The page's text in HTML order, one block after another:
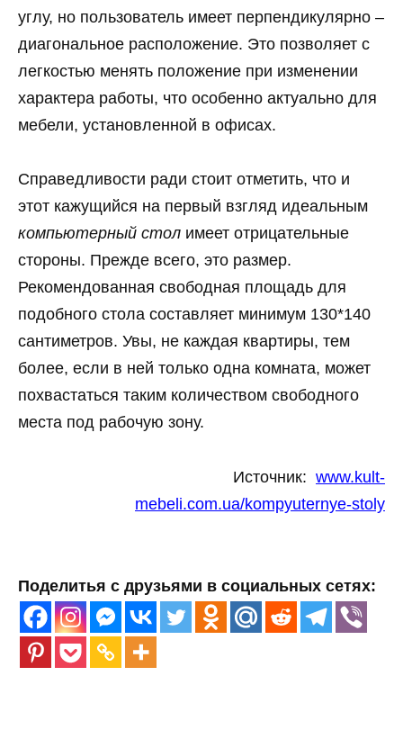
углу, но пользователь имеет перпендикулярно –
диагональное расположение. Это позволяет с
легкостью менять положение при изменении
характера работы, что особенно актуально для
мебели, установленной в офисах.
Справедливости ради стоит отметить, что и
этот кажущийся на первый взгляд идеальным
компьютерный стол имеет отрицательные
стороны. Прежде всего, это размер.
Рекомендованная свободная площадь для
подобного стола составляет минимум 130*140
сантиметров. Увы, не каждая квартиры, тем
более, если в ней только одна комната, может
похвастаться таким количеством свободного
места под рабочую зону.
Источник: www.kult-
mebeli.com.ua/kompyuternye-stoly
Поделитья с друзьями в социальных сетях: